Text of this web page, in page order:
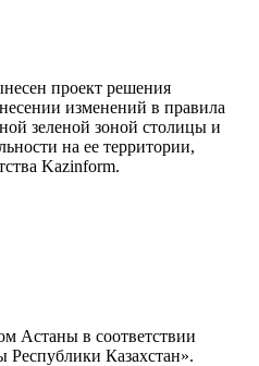
проект решения
изменений в правила
зеленой зоной столицы и
на ее территории,
Kazinform.
Астаны в соответствии
Республики Казахстан».